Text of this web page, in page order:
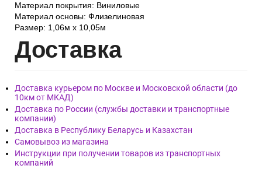
Материал покрытия: Виниловые
Материал основы: Флизелиновая
Размер: 1,06м х 10,05м
Доставка
Доставка курьером по Москве и Московской области (до
10км от МКАД)
Доставка по России (службы доставки и транспортные
компании)
Доставка в Республику Беларусь и Казахстан
Самовывоз из магазина
Инструкции при получении товаров из транспортных
компаний